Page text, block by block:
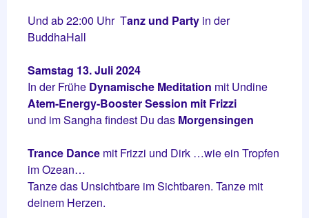
Und ab 22:00 Uhr Tanz und Party in der
BuddhaHall
Samstag 13. Juli 2024
In der Frühe Dynamische Meditation mit Undine
Atem-Energy-Booster Session mit Frizzi
und im Sangha findest Du das Morgensingen
Trance Dance mit Frizzi und Dirk …wie ein Tropfen
im Ozean…
Tanze das Unsichtbare im Sichtbaren. Tanze mit
deinem Herzen.